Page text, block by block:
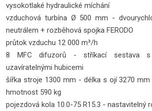
vysokotlaké hydraulické míchání
vzduchová turbína Ø 500 mm -
neutrálem + rozběhová spojka FERODO
průtok vzduchu 12 000 m³/h
8 MFC difuzorů - stříkací sestava s
uzavíratelnými hubicemi
šířka stroje 1300 mm - délka s ojí 3270
hmotnost 590 kg
pojezdová kola 10.0-75 R15.3 - nastavitelný